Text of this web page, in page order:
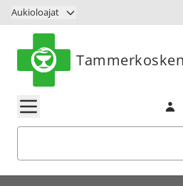
Siirry sisältöön
Aukioloajat